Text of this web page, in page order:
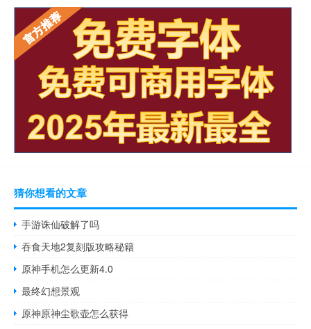
猜你想看的文章
手游诛仙破解了吗
吞食天地2复刻版攻略秘籍
原神手机怎么更新4.0
最终幻想景观
原神原神尘歌壶怎么获得